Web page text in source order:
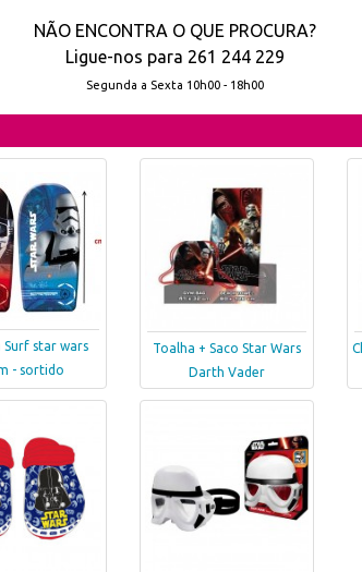
NÃO ENCONTRA O QUE PROCURA?
Ligue-nos para 261 244 229
Segunda a Sexta 10h00 - 18h00
Surf star wars
- sortido
Toalha + Saco Star Wars
Darth Vader